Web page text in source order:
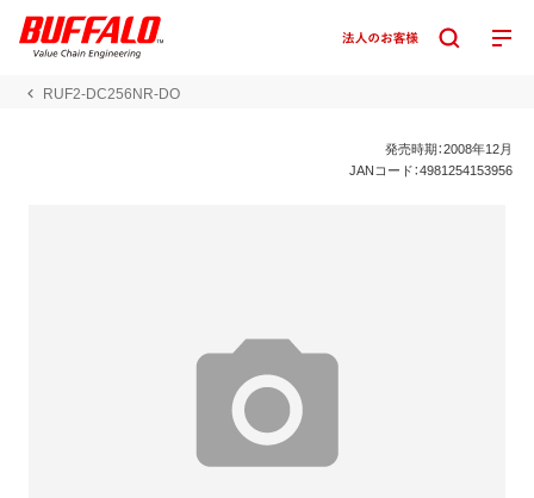
RUF2-DC256NR-DO
発売時期：2008年12月
JANコード：4981254153956